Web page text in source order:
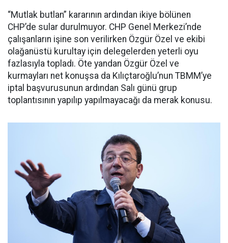
“Mutlak butlan” kararının ardından ikiye bölünen
CHP’de sular durulmuyor. CHP Genel Merkezi’nde
çalışanların işine son verilirken Özgür Özel ve ekibi
olağanüstü kurultay için delegelerden yeterli oyu
fazlasıyla topladı. Öte yandan Özgür Özel ve
kurmayları net konuşsa da Kılıçtaroğlu’nun TBMM’ye
iptal başvurusunun ardından Salı günü grup
toplantısının yapılıp yapılmayacağı da merak konusu.